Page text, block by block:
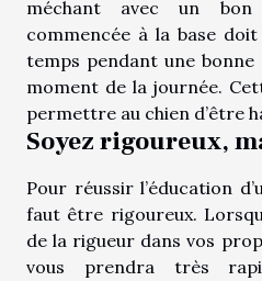
méchant avec un bon
commencée à la base
temps pendant une
moment de la journée.
permettre au chien d’être
Soyez rigoureux,
Pour réussir l’éducation
faut être rigoureux.
de la rigueur dans vos
vous prendra très